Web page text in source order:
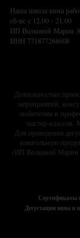
Наша школа вина
сб-вс с 12.00 - 21.00
ИП Волковой Марии
ИНН 771877268608
Деятельностью
мероприятий,
любителям и
мастер-классов.
Для проведения
алкогольную
(ИП Волковой Марии
Сертификаты
Дегустации вина и